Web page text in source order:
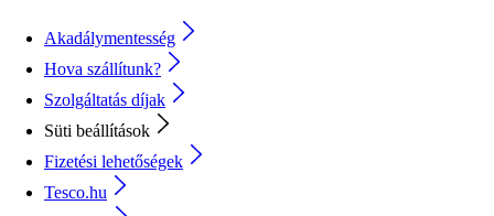
Akadálymentesség
Hova szállítunk?
Szolgáltatás díjak
Süti beállítások
Fizetési lehetőségek
Tesco.hu